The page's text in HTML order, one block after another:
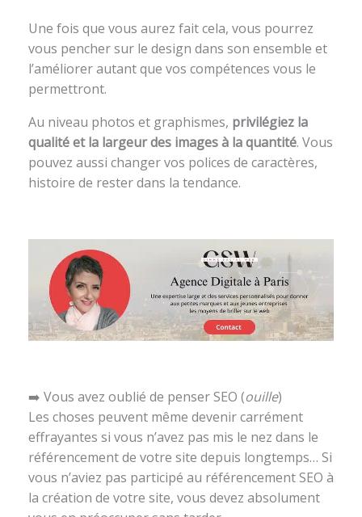
Une fois que vous aurez fait cela, vous pourrez
vous pencher sur le design dans son ensemble et
l’améliorer autant que vos compétences vous le
permettront.
Au niveau photos et graphismes, privilégiez la
qualité et la largeur des images à la quantité. Vous
pouvez aussi changer vos polices de caractères,
histoire de rester dans la tendance.
➡️ Vous avez oublié de penser SEO (ouille)
Les choses peuvent même devenir carrément
effrayantes si vous n’avez pas mis le nez dans le
référencement de votre site depuis longtemps… Si
vous n’aviez pas participé au référencement SEO à
la création de votre site, vous devez absolument